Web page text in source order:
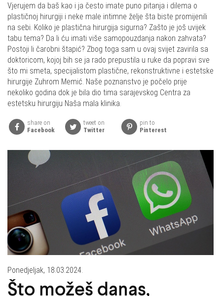
Vjerujem da baš kao i ja često imate puno pitanja i dilema o
plastičnoj hirurgiji i neke male intimne želje šta biste promijenili
na sebi. Koliko je plastična hirurgija sigurna? Zašto je još uvijek
tabu tema? Da li ću imati više samopouzdanja nakon zahvata?
Postoji li čarobni štapić? Zbog toga sam u ovaj svijet zavirila sa
doktoricom, kojoj bih se ja rado prepustila u ruke da popravi sve
što mi smeta, specijalistom plastične, rekonstruktivne i estetske
hirurgije Zuhrom Memić. Naše poznanstvo je počelo prije
nekoliko godina dok je bila dio tima sarajevskog Centra za
estetsku hirurgiju Naša mala klinika.
share on
Facebook
tweet on
Twitter
pin to
Pinterest
Ponedjeljak, 18.03.2024.
Što možeš danas,